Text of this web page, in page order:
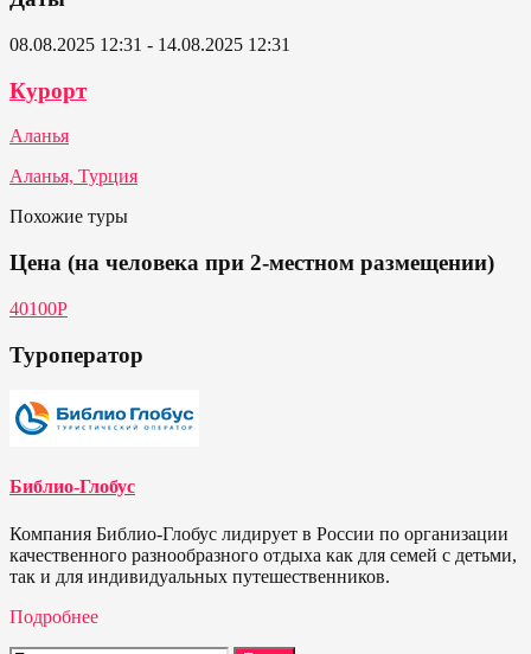
08.08.2025 12:31 - 14.08.2025 12:31
Курорт
Аланья
Аланья, Турция
Похожие туры
Цена (на человека при 2-местном размещении)
40100P
Туроператор
Библио-Глобус
Компания Библио-Глобус лидирует в России по организации
качественного разнообразного отдыха как для семей с детьми,
так и для индивидуальных путешественников.
Подробнее